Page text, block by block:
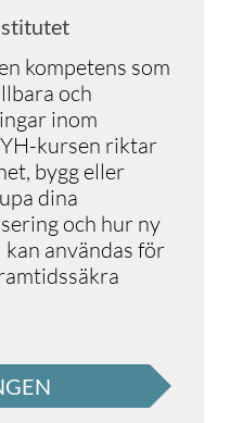
kompetens som
och
inom
kursen riktar
bygg eller
dina
och hur ny
användas för